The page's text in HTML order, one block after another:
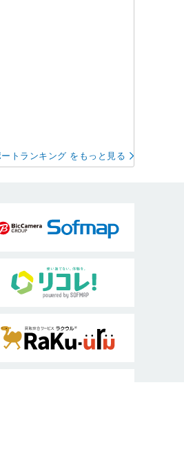
トランキング をもっと見る